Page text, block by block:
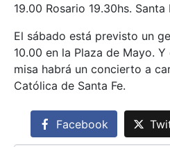
19.00 Rosario 19.30hs. Santa
El sábado está previsto un
10.00 en la Plaza de Mayo.
misa habrá un concierto a
Católica de Santa Fe.
Facebook